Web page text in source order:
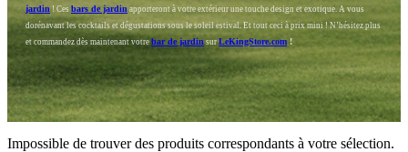
jardin ! Ces bars de jardin apporteront à votre extérieur une touche design et exotique. A vous
dorénavant les cocktails et dégustations sous le soleil estival. Et tout ceci à prix mini ! N’hésitez plus
et commandez dès maintenant votre bar de jardin surLeKingStore.com !
Impossible de trouver des produits correspondants à votre sélection.